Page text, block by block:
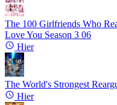
The 100 Girlfriends Who
Love You Season 3 06
Hier
The World's Strongest
Hier